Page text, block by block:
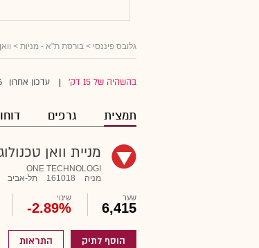
גלובס פיננסי > בורסת ת"א - מניות >
בהשהיה של 15 דק' עדכון אחרון
תמצית גרפים
מניית וואן
ONE TECHNOLOGI
מניה
161018 תל-אביב
שער
6,415
שינוי
-2.89%
הוסף לתיק התראות